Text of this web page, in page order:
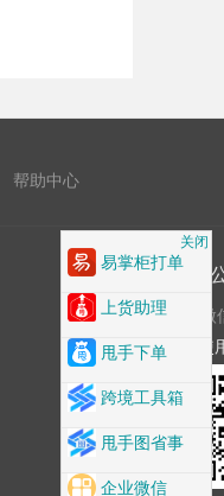
帮助中心
关注
关闭
易掌柜打单
上货助理
甩手下单
跨境工具箱
甩手图省事
企业微信